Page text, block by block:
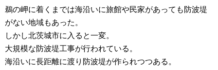
鵜の岬に着くまでは海沿いに旅館や民家があっても防波堤
がない地域もあった。
しかし北茨城市に入ると一変。
大規模な防波堤工事が行われている。
海沿いに長距離に渡り防波堤が作られつつある。